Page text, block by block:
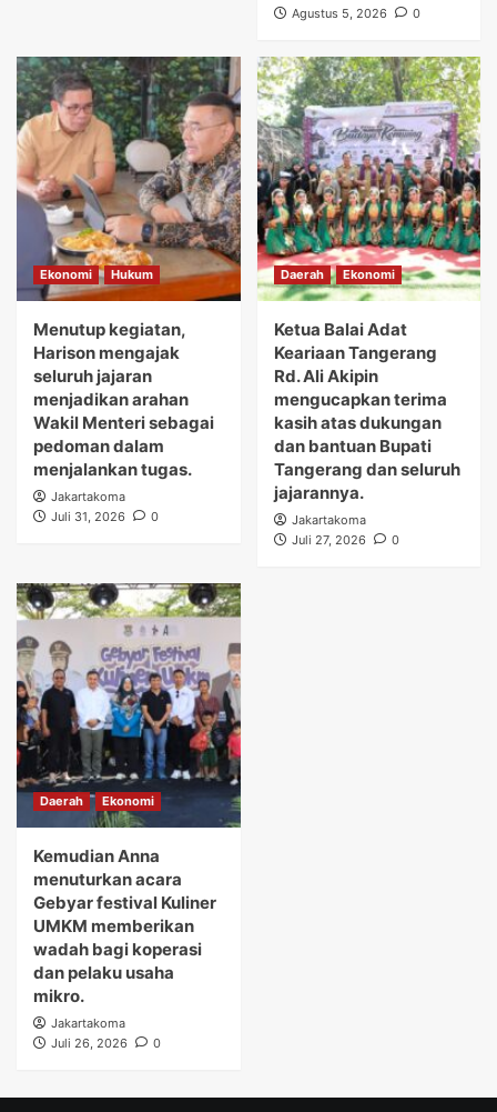
Agustus 5, 2026
0
Ekonomi Hukum
Menutup kegiatan,
Harison mengajak
seluruh jajaran
menjadikan arahan
Wakil Menteri sebagai
pedoman dalam
menjalankan tugas.
Jakartakoma
Juli 31, 2026
0
Daerah Ekonomi
Ketua Balai Adat
Keariaan Tangerang
Rd. Ali Akipin
mengucapkan terima
kasih atas dukungan
dan bantuan Bupati
Tangerang dan seluruh
jajarannya.
Jakartakoma
Juli 27, 2026
0
Daerah Ekonomi
Kemudian Anna
menuturkan acara
Gebyar festival Kuliner
UMKM memberikan
wadah bagi koperasi
dan pelaku usaha
mikro.
Jakartakoma
Juli 26, 2026
0